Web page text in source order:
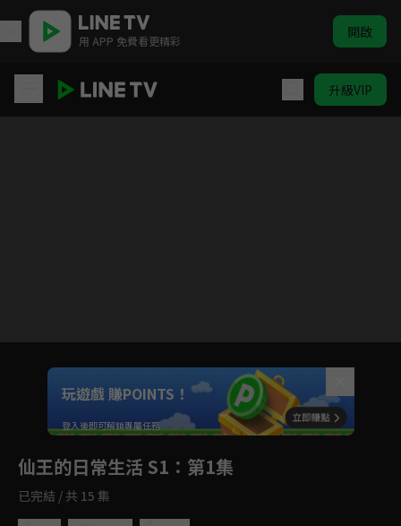
用 APP 免費看更精彩 開啟
升級VIP
Unmute
如有不便請見諒
玩遊戲 賺POINTS！
登入後即可解鎖專屬任務
仙王的日常生活 S1 ：第1集
已完結 / 共 15 集